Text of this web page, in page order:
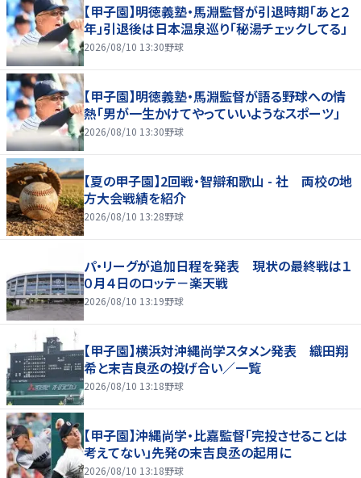
【甲子園】明徳義塾・馬淵監督が引退時期「あと２
年」引退後は日本温泉巡り「秘湯チェックしてる」
2026/08/10 13:30野球
【甲子園】明徳義塾・馬淵監督が語る野球への情
熱「男が一生かけてやっていいようなスポーツ」
2026/08/10 13:30野球
【夏の甲子園】2回戦・智辯和歌山 - 社 両校の地
方大会戦績を紹介
2026/08/10 13:28野球
パ・リーグが追加日程を発表 現状の最終戦は１
０月４日のロッテ－楽天戦
2026/08/10 13:19野球
【甲子園】横浜対沖縄尚学スタメン発表 織田翔
希と末吉良丞の投げ合い／一覧
2026/08/10 13:18野球
【甲子園】沖縄尚学・比嘉監督「完投させることは
考えてない」先発の末吉良丞の起用に
2026/08/10 13:18野球